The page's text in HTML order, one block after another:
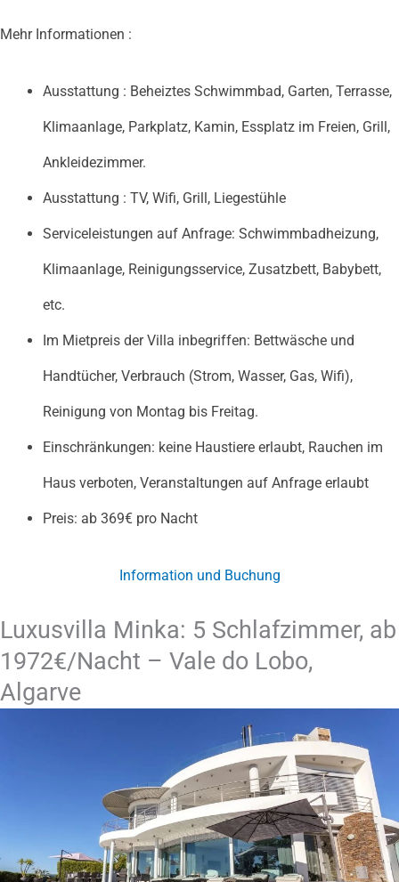
Mehr Informationen :
Ausstattung : Beheiztes Schwimmbad, Garten, Terrasse,
Klimaanlage, Parkplatz, Kamin, Essplatz im Freien, Grill,
Ankleidezimmer.
Ausstattung : TV, Wifi, Grill, Liegestühle
Serviceleistungen auf Anfrage: Schwimmbadheizung,
Klimaanlage, Reinigungsservice, Zusatzbett, Babybett,
etc.
Im Mietpreis der Villa inbegriffen: Bettwäsche und
Handtücher, Verbrauch (Strom, Wasser, Gas, Wifi),
Reinigung von Montag bis Freitag.
Einschränkungen: keine Haustiere erlaubt, Rauchen im
Haus verboten, Veranstaltungen auf Anfrage erlaubt
Preis: ab 369€ pro Nacht
Information und Buchung
Luxusvilla Minka: 5 Schlafzimmer, ab
1972€/Nacht – Vale do Lobo,
Algarve